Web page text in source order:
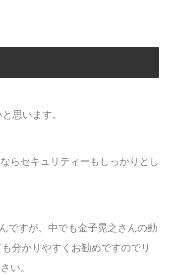
思います。
らセキュリティーもしっかりとし
ですが、中でも金子晃之さんの動
分かりやすくお勧めですのでリ
い。